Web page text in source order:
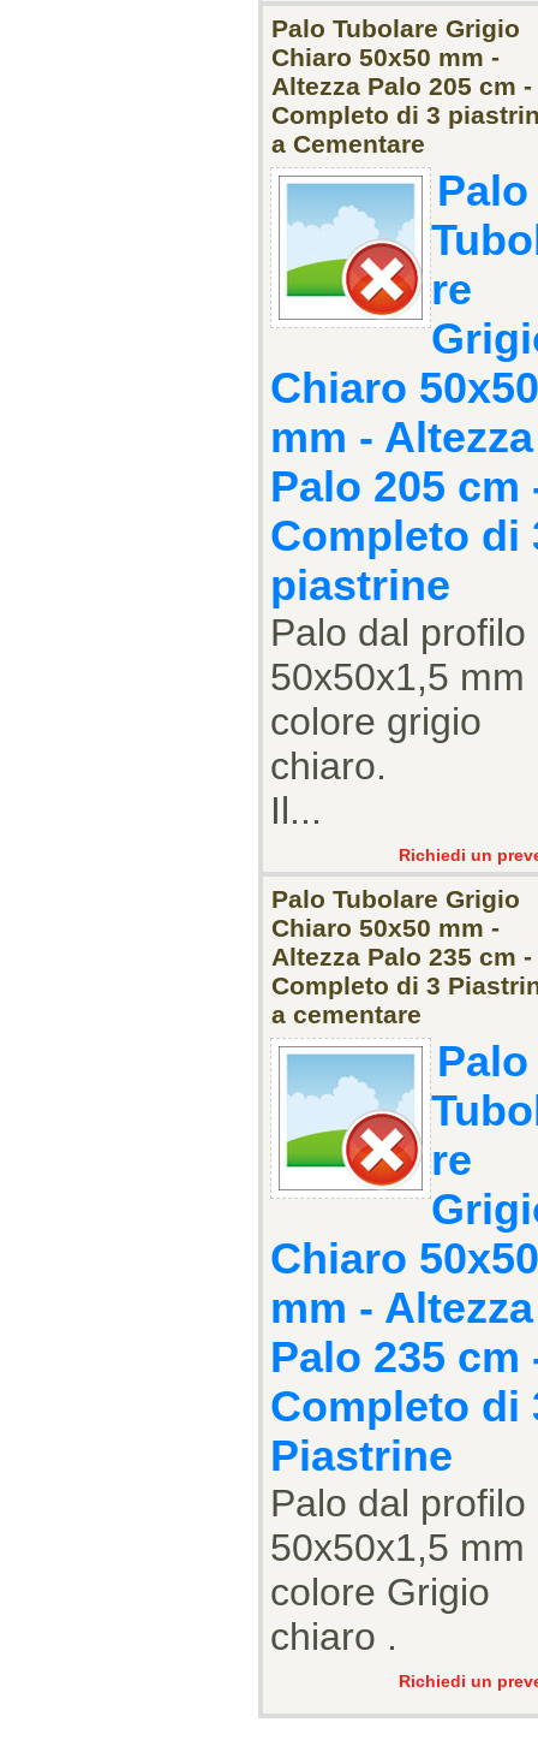
Palo Tubolare Grigio
Chiaro 50x50 mm -
Altezza Palo 205 cm -
Completo di 3
a Cementare
Palo
re
Chiaro 50x50
mm - Altezza
Palo 205 cm
Completo di
piastrine
Palo dal profilo
50x50x1,5 mm
colore grigio
chiaro.
Il...
Richiedi un
Palo Tubolare Grigio
Chiaro 50x50 mm -
Altezza Palo 235 cm -
Completo di 3
a cementare
Palo
re
Chiaro 50x50
mm - Altezza
Palo 235 cm
Completo di
Piastrine
Palo dal profilo
50x50x1,5 mm
colore Grigio
chiaro .
Richiedi un